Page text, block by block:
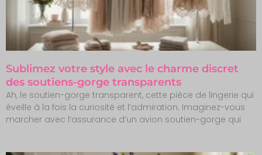
Sublimez votre style avec le charme discret
des soutiens-gorge transparents
Ah, le soutien-gorge transparent, cette pièce de lingerie qui
éveille à la fois la curiosité et l’admiration. Imaginez-vous
marcher avec l’assurance d’un avion soutien-gorge qui